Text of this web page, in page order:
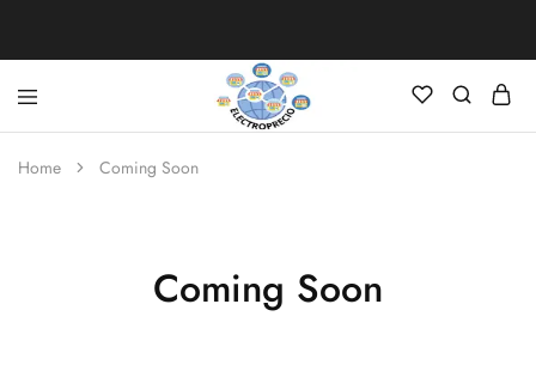
Electroprecio
Home Coming Soon
Coming Soon